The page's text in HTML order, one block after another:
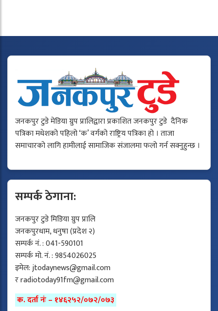
जनकपुर टुडे मेडिया ग्रुप प्रालिद्वारा प्रकाशित जनकपुर टुडे दैनिक
पत्रिका मधेशको पहिलो ‘क’ वर्गको राष्ट्रिय पत्रिका हो । ताजा
समाचारको लागि हामीलाई सामाजिक संजालमा फलो गर्न सक्नुहुन्छ ।
सम्पर्क ठेगाना:
जनकपुर टुडे मिडिया ग्रुप प्रालि
जनकपुरधाम, धनुषा (प्रदेश २)
सम्पर्क नं. : 041-590101
सम्पर्क मो. नं. : 9854026025
इमेल:jtodaynews@gmail.com
रradiotoday91fm@gmail.com
क. दर्ता नंः – १४६२५२/०७२/०७३